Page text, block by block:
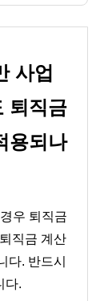
사업
퇴직금
용되나
우 퇴직금
직금 계산
다. 반드시
다.